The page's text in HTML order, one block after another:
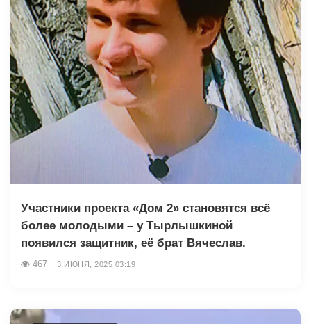
Участники проекта «Дом 2» становятся всё
более молодыми – у Тырлышкиной
появился защитник, её брат Вячеслав.
467 3 ИЮНЯ, 2025 03:19